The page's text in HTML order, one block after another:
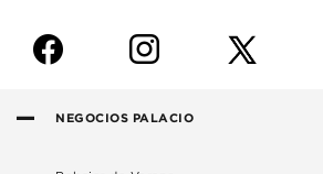
f i
NEGOCIOS PALACIO